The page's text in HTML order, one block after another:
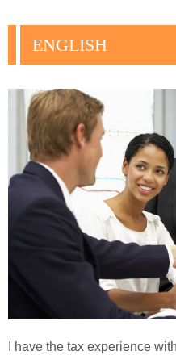
ENGLISH
I have the tax experience